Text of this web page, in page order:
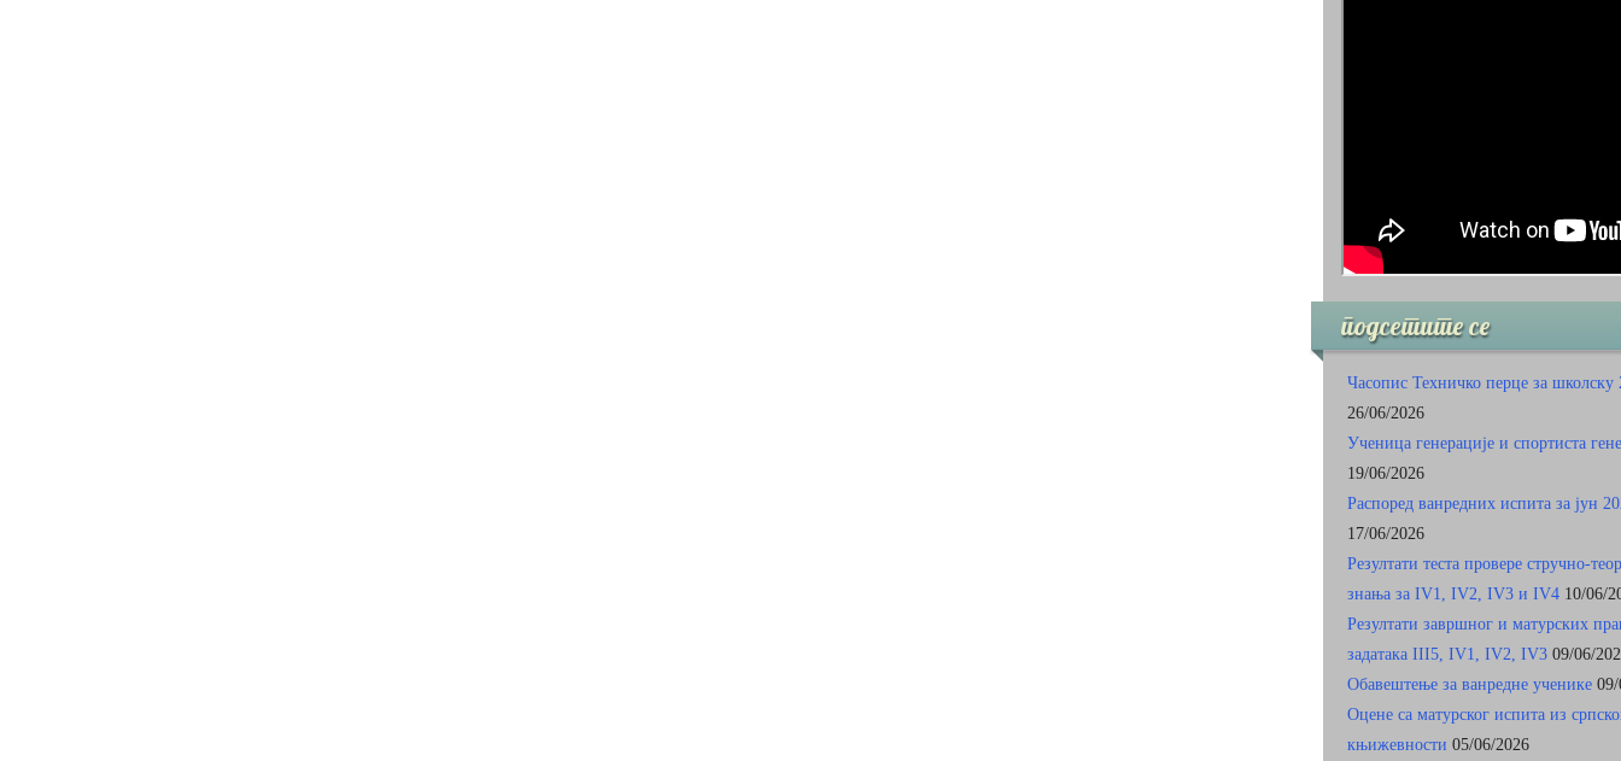
подсетите се
Часопис Техничко перце за школску
26/06/2026
Ученица генерације и спортиста
19/06/2026
Распоред ванредних испита за јун
17/06/2026
Резултати теста провере стручно-
знања за IV1, IV2, IV3 и IV4 10/06/
Резултати завршног и матурских
задатакa III5, IV1, IV2, IV3 09/06/
Обавештење за ванредне ученике
Оцене са матурског испита из
књижевности 05/06/2026